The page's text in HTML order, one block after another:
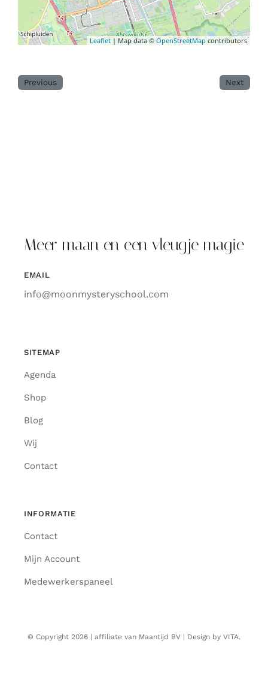
Leaflet | Map data ©OpenStreetMap contributors
Previous Next
Meer maan en een vleugje magie
EMAIL
info@moonmysteryschool.com
SITEMAP
Agenda
Shop
Blog
Wij
Contact
INFORMATIE
Contact
Mijn Account
Medewerkerspaneel
© Copyright 2026 | affiliate van Maantijd BV | Design by VITA.